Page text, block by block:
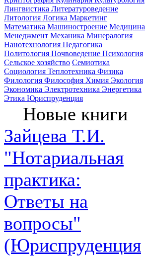
Лингвистика Литературоведение
Литология Логика Маркетинг
Математика Машиностроение Медицина
Менеджмент Механика Минералогия
Нанотехнология Педагогика
Политология Почвоведение Психология
Сельское хозяйство Семиотика
Социология Теплотехника Физика
Филология Философия Химия Экология
Экономика Электротехника Энергетика
Этика Юриспруденция
Новые книги
Зайцева Т.И.
"Нотариальная
практика:
Ответы на
вопросы"
(Юриспруденция